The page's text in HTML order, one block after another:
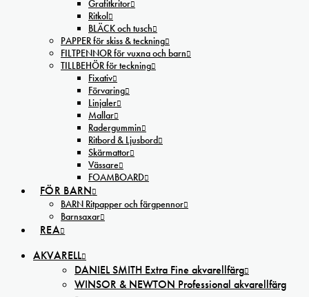
Grafitkritor
Ritkol
BLÄCK och tusch
PAPPER för skiss & teckning
FILTPENNOR för vuxna och barn
TILLBEHÖR för teckning
Fixativ
Förvaring
Linjaler
Mallar
Radergummin
Ritbord & Ljusbord
Skärmattor
Vässare
FOAMBOARD
FÖR BARN
BARN Ritpapper och färgpennor
Barnsaxar
REA
AKVARELL
DANIEL SMITH Extra Fine akvarellfärg
WINSOR & NEWTON Professional akvarellfärg